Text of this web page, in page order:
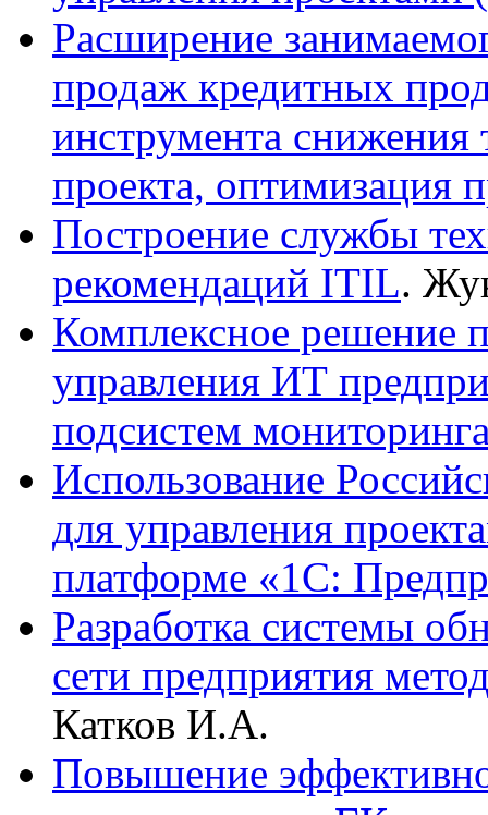
Расширение
продаж кредитных
инструмента снижения
проекта, оптимизация
Построение службы
рекомендаций ITIL.
Комплексное решение
управления ИТ
подсистем
Использование
для управления
платформе «1С:
Разработка системы
сети предприятия
Катков И.А.
Повышение